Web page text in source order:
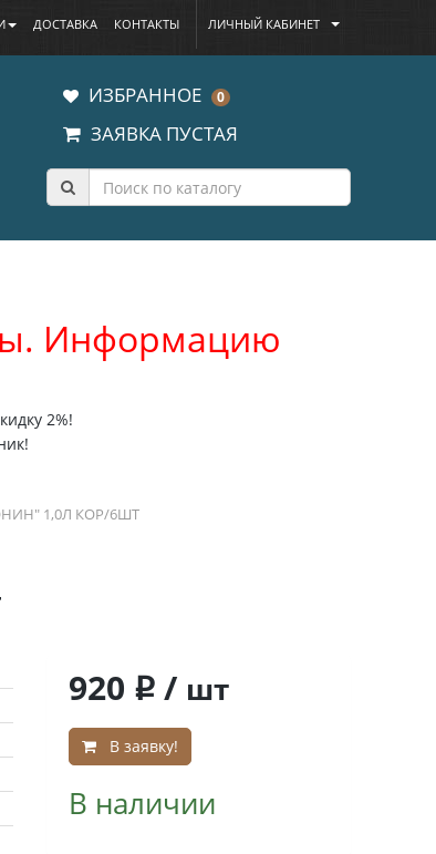
ДОСТАВКА КОНТАКТЫ ЛИЧНЫЙ КАБИНЕТ
ИЗБРАННОЕ 0
ЗАЯВКА ПУСТАЯ
Информацию
2%!
1,0Л КОР/6ШТ
920 q/ шт
В заявку!
В наличии